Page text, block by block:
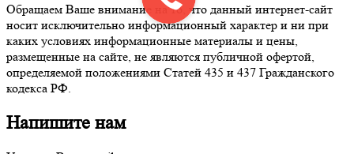
Обращаем Ваше внимание на то, что данный интернет-сайт
носит исключительно информационный характер и ни при
каких условиях информационные материалы и цены,
размещенные на сайте, не являются публичной офертой,
определяемой положениями Статей 435 и 437 Гражданского
кодекса РФ.
Напишите нам